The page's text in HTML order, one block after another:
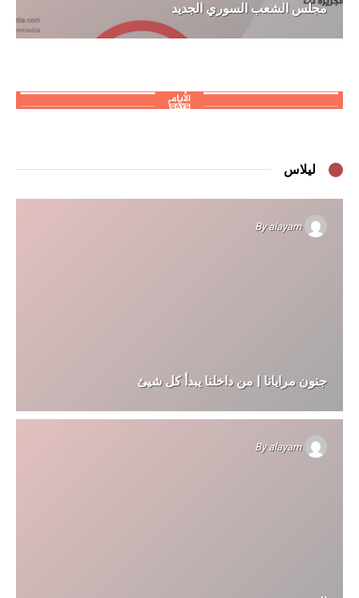
مجلس الشعب السوري الجديد
ليلاس
Byalayam
جنون مرايانا | من داخلنا يبدأ كل شيئ
Byalayam